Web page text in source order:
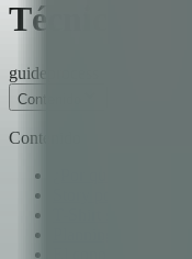
Técnicas
guide
Contenido
Contenido